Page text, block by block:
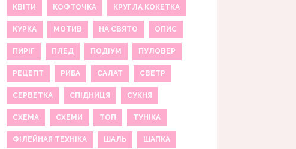
КВІТИ КОФТОЧКА КРУГЛА КОКЕТКА
КУРКА МОТИВ НА СВЯТО ОПИС
ПИРІГ ПЛЕД ПОДІУМ ПУЛОВЕР
РЕЦЕПТ РИБА САЛАТ СВЕТР
СЕРВЕТКА СПІДНИЦЯ СУКНЯ
СХЕМА СХЕМИ ТОП ТУНІКА
ФІЛЕЙНАЯ ТЕХНІКА ШАЛЬ ШАПКА